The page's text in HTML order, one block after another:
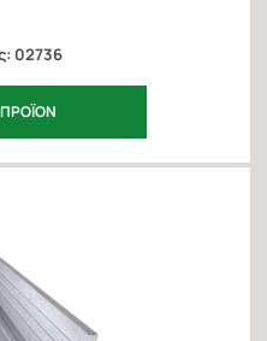
02736